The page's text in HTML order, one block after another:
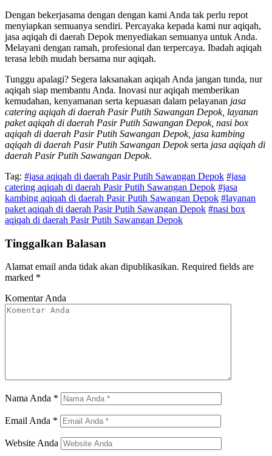
Dengan bekerjasama dengan dengan kami Anda tak perlu repot
menyiapkan semuanya sendiri. Percayaka kepada kami nur aqiqah,
jasa aqiqah di daerah Depok menyediakan semuanya untuk Anda.
Melayani dengan ramah, profesional dan terpercaya. Ibadah aqiqah
terasa lebih mudah bersama nur aqiqah.
Tunggu apalagi? Segera laksanakan aqiqah Anda jangan tunda, nur
aqiqah siap membantu Anda. Inovasi nur aqiqah memberikan
kemudahan, kenyamanan serta kepuasan dalam pelayanan jasa
catering aqiqah di daerah Pasir Putih Sawangan Depok, layanan
paket aqiqah di daerah Pasir Putih Sawangan Depok, nasi box
aqiqah di daerah Pasir Putih Sawangan Depok, jasa kambing
aqiqah di daerah Pasir Putih Sawangan Depokserta jasa aqiqah di
daerah Pasir Putih Sawangan Depok.
Tag: #jasa aqiqah di daerah Pasir Putih Sawangan Depok #jasa
catering aqiqah di daerah Pasir Putih Sawangan Depok #jasa
kambing aqiqah di daerah Pasir Putih Sawangan Depok #layanan
paket aqiqah di daerah Pasir Putih Sawangan Depok #nasi box
aqiqah di daerah Pasir Putih Sawangan Depok
Tinggalkan Balasan
Alamat email anda tidak akan dipublikasikan. Required fields are
marked *
Komentar Anda
Nama Anda *
Email Anda *
Website Anda